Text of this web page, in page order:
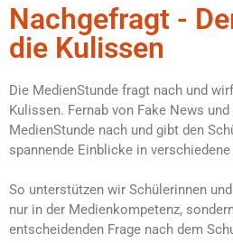
Nachgefragt -
die Kulissen
Die MedienStunde fragt nach und
Kulissen. Fernab von Fake News
MedienStunde nach und gibt den
spannende Einblicke in
So unterstützen wir Schülerinnen
nur in der Medienkompetenz,
entscheidenden Frage nach dem